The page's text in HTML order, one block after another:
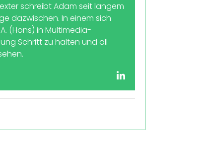
schreibt Adam seit langem
dazwischen. In einem sich
(Hons) in Multimedia-
Schritt zu halten und all